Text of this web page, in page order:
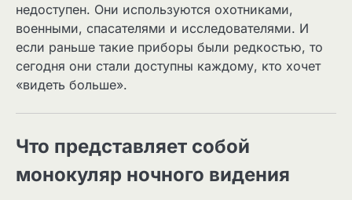
недоступен. Они используются охотниками,
военными, спасателями и исследователями. И
если раньше такие приборы были редкостью, то
сегодня они стали доступны каждому, кто хочет
«видеть больше».
Что представляет собой
монокуляр ночного видения